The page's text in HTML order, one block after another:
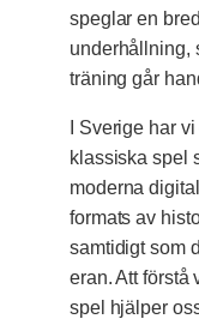
speglar en
underhållning,
träning går
I Sverige har
klassiska spel
moderna
formats av
samtidigt som
eran. Att förstå
spel hjälper